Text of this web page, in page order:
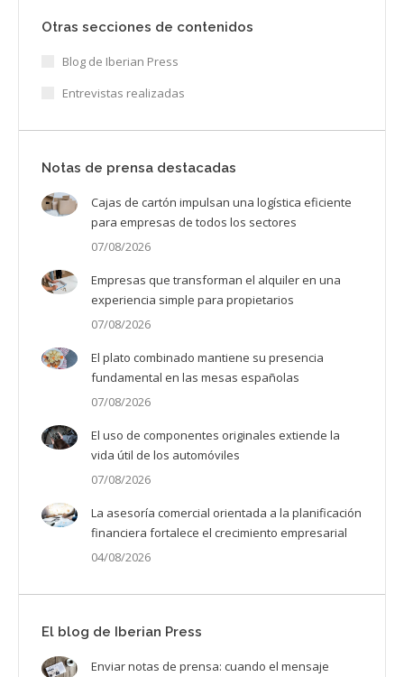
Otras secciones de contenidos
Blog de Iberian Press
Entrevistas realizadas
Notas de prensa destacadas
Cajas de cartón impulsan una logística eficiente
para empresas de todos los sectores
07/08/2026
Empresas que transforman el alquiler en una
experiencia simple para propietarios
07/08/2026
El plato combinado mantiene su presencia
fundamental en las mesas españolas
07/08/2026
El uso de componentes originales extiende la
vida útil de los automóviles
07/08/2026
La asesoría comercial orientada a la planificación
financiera fortalece el crecimiento empresarial
04/08/2026
El blog de Iberian Press
Enviar notas de prensa: cuando el mensaje